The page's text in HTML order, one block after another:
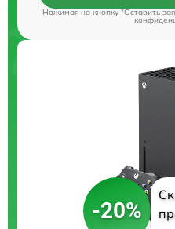
Нажимая на кнопку "Оставить
-20%